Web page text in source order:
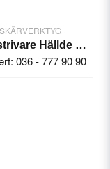
Hårdostrivare Hällde RG-200/250
036 - 777 90 90